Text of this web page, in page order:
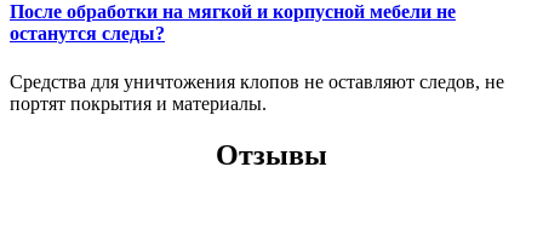
После обработки на мягкой и корпусной мебели не
останутся следы?
Средства для уничтожения клопов не оставляют следов, не
портят покрытия и материалы.
Отзывы